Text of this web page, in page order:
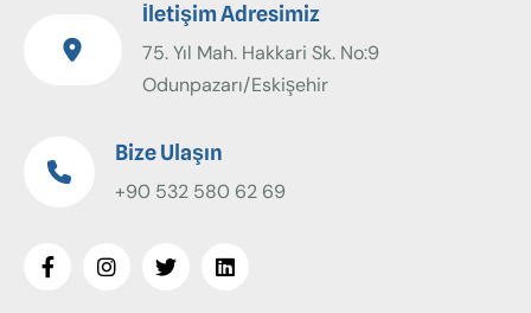
İletişim Adresimiz
75. Yıl Mah. Hakkari Sk. No:9
Odunpazarı/Eskişehir
Bize Ulaşın
+90 532 580 62 69